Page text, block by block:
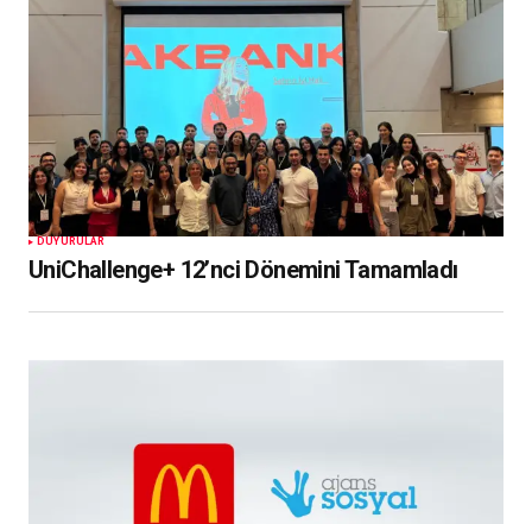
DUYURULAR
UniChallenge+ 12’nci Dönemini Tamamladı